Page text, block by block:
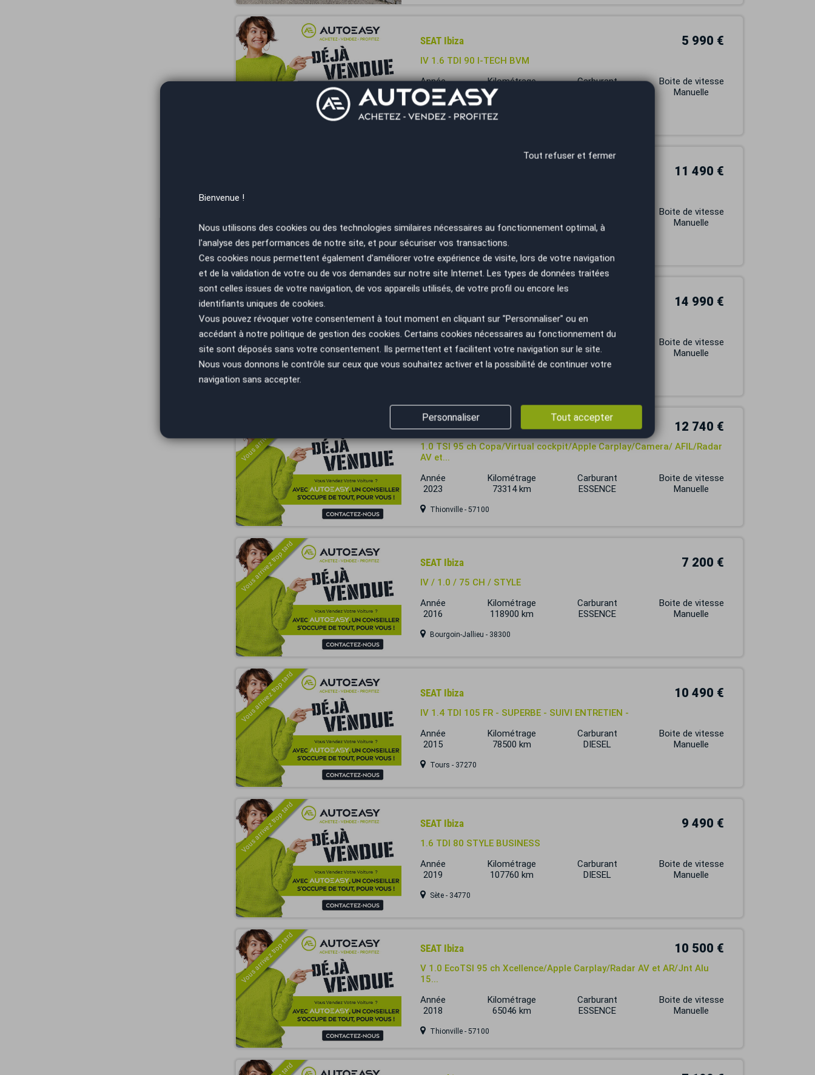
SEAT Ibiza 5 990 €
IV 1.6 TDI 90 I-TECH BVM
Année
2014
Kilométrage
167000 km
Carburant
Boite de vitesse
Manuelle
Aurillac - 15130
11 490 €
2019
89720 km
DIESEL
Boite de vitesse
Manuelle
Bourgoin-Jallieu - 38300
Vous arrivez trop tard 14 990 €
V Phase 2 1.0 TSI 95 cv / Copa / Suivi SEAT
2022
36000 km
ESSENCE
Boite de vitesse
Manuelle
Vous arrivez trop tard SEAT Ibiza 12 740 €
1.0 TSI 95 ch Copa/Virtual cockpit/Apple Carplay/Camera/ AFIL/Radar
AV et...
Année
2023
Kilométrage
73314 km
Carburant
ESSENCE
Boite de vitesse
Manuelle
Thionville - 57100
Vous arrivez trop tard SEAT Ibiza 7 200 €
IV / 1.0 / 75 CH / STYLE
Année
2016
Kilométrage
118900 km
Carburant
ESSENCE
Boite de vitesse
Manuelle
Bourgoin-Jallieu - 38300
Vous arrivez trop tard SEAT Ibiza 10 490 €
IV 1.4 TDI 105 FR - SUPERBE - SUIVI ENTRETIEN -
Année
2015
Kilométrage
78500 km
Carburant
DIESEL
Boite de vitesse
Manuelle
Tours - 37270
Vous arrivez trop tard SEAT Ibiza 9 490 €
1.6 TDI 80 STYLE BUSINESS
Année
2019
Kilométrage
107760 km
Carburant
DIESEL
Boite de vitesse
Manuelle
Sète - 34770
Vous arrivez trop tard SEAT Ibiza 10 500 €
V 1.0 EcoTSI 95 ch Xcellence/Apple Carplay/Radar AV et AR/Jnt Alu
15...
Année
2018
Kilométrage
65046 km
Carburant
ESSENCE
Boite de vitesse
Manuelle
Thionville - 57100
Tout refuser et fermer
Bienvenue !
Nous utilisons des cookies ou des technologies similaires nécessaires au fonctionnement optimal, à
l'analyse des performances de notre site, et pour sécuriser vos transactions.
Ces cookies nous permettent également d'améliorer votre expérience de visite, lors de votre navigation
et de la validation de votre ou de vos demandes sur notre site Internet. Les types de données traitées
sont celles issues de votre navigation, de vos appareils utilisés, de votre profil ou encore les
identifiants uniques de cookies.
Vous pouvez révoquer votre consentement à tout moment en cliquant sur "Personnaliser" ou en
accédant à notre politique de gestion des cookies. Certains cookies nécessaires au fonctionnement du
site sont déposés sans votre consentement. Ils permettent et facilitent votre navigation sur le site.
Nous vous donnons le contrôle sur ceux que vous souhaitez activer et la possibilité de continuer votre
navigation sans accepter.
Tout accepter
Personnaliser